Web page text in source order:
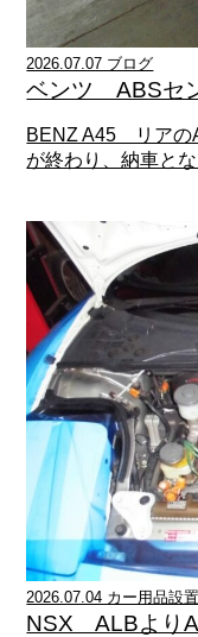
2026.07.07 ブログ
ベンツ ABSセ
BENZ A45 リアの
が終わり、納車と
2026.07.04 カー用品設置
NSX ALBより